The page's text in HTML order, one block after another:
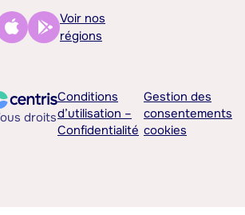
Voir nos
régions
droits
Conditions
d’utilisation –
Confidentialité
Gestion des
consentements
cookies